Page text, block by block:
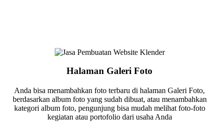
Halaman Galeri Foto
Anda bisa menambahkan foto terbaru di halaman Galeri Foto,
berdasarkan album foto yang sudah dibuat, atau menambahkan
kategori album foto, pengunjung bisa mudah melihat foto-foto
kegiatan atau portofolio dari usaha Anda